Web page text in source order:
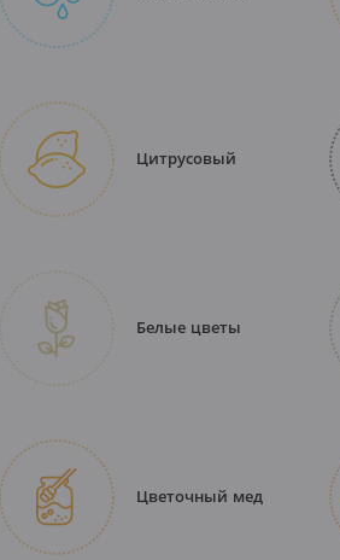
Цитрусовый
Белые цветы
Цветочный мед